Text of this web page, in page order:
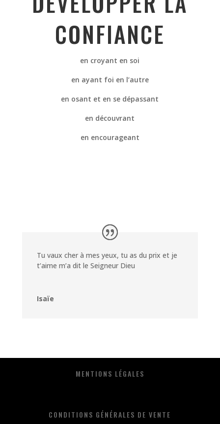
CONFIANCE
en croyant en soi
en ayant foi en l’autre
en osant et en se dépassant
en découvrant
en encourageant
Tu vaux cher à mes yeux, tu as du prix et je
t’aime m’a dit le Seigneur Dieu
Isaïe
MENTIONS LÉGALES
CONDITIONS GÉNÉRALES DE VENTE